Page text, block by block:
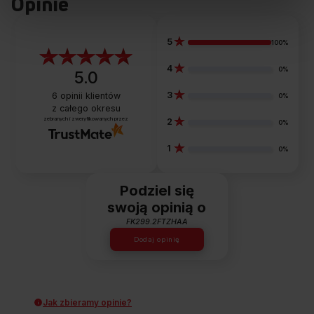
5.0
6 opinii klientów
z całego okresu
zebranych i zweryfikowanych przez
5 100%
4 0%
3 0%
2 0%
1 0%
Podziel się
swoją opinią o
FK299.2FTZHAA
Dodaj opinię
Jak zbieramy opinie?